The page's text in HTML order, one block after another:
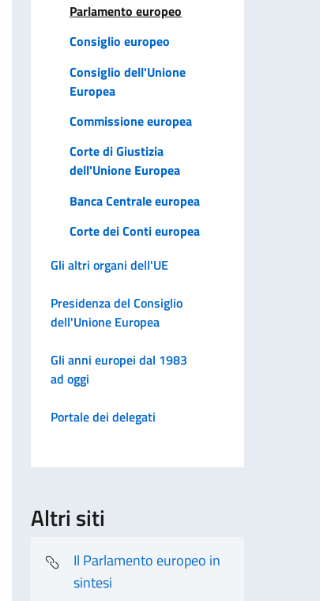
Parlamento europeo
Consiglio europeo
Consiglio dell'Unione
Europea
Commissione europea
Corte di Giustizia
dell'Unione Europea
Banca Centrale europea
Corte dei Conti europea
Gli altri organi dell'UE
Presidenza del Consiglio
dell'Unione Europea
Gli anni europei dal 1983
ad oggi
Portale dei delegati
Altri siti
Il Parlamento europeo in
sintesi